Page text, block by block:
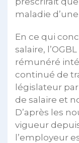
maladie
En ce qui
salaire,
rémunéré
continué de
législateur
de salaire et
D’après les
vigueur
l’employeur